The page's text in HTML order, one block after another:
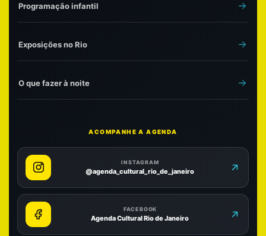
Programação infantil
Exposições no Rio
O que fazer à noite
ACOMPANHE A AGENDA
INSTAGRAM
@agenda_cultural_rio_de_janeiro
FACEBOOK
Agenda Cultural Rio de Janeiro